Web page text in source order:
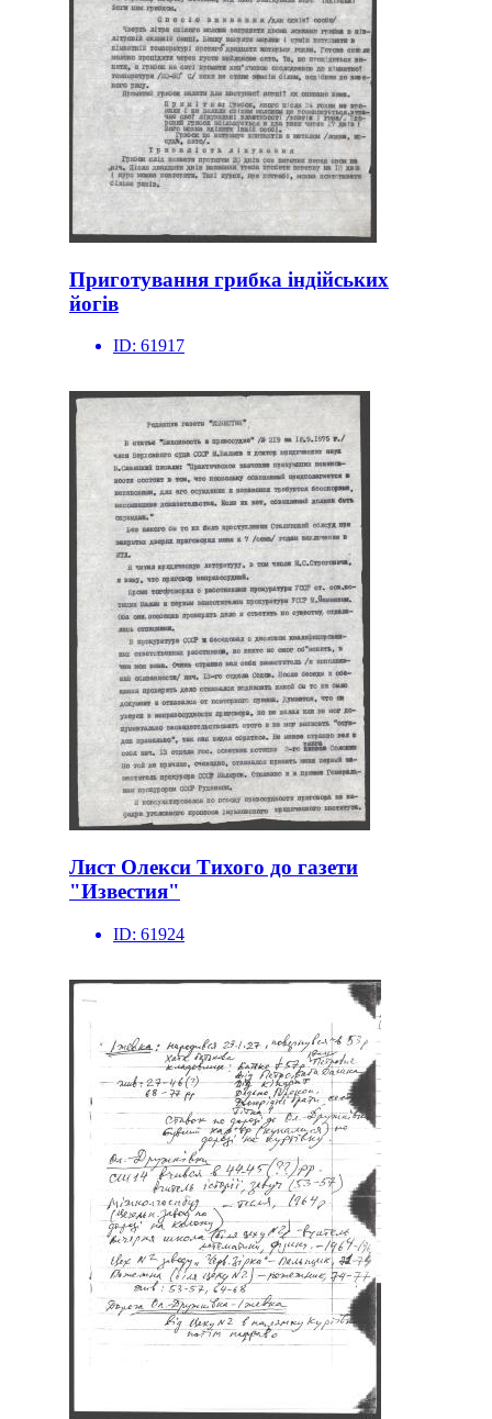
Приготування грибка індійських
йогів
ID: 61917
Лист Олекси Тихого до газети
"Известия"
ID: 61924